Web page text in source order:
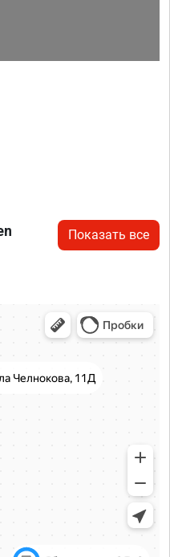
Показать все